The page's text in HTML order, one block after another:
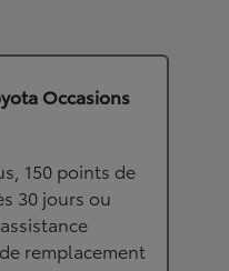
Occasions
150 points de
30 jours ou
remplacement